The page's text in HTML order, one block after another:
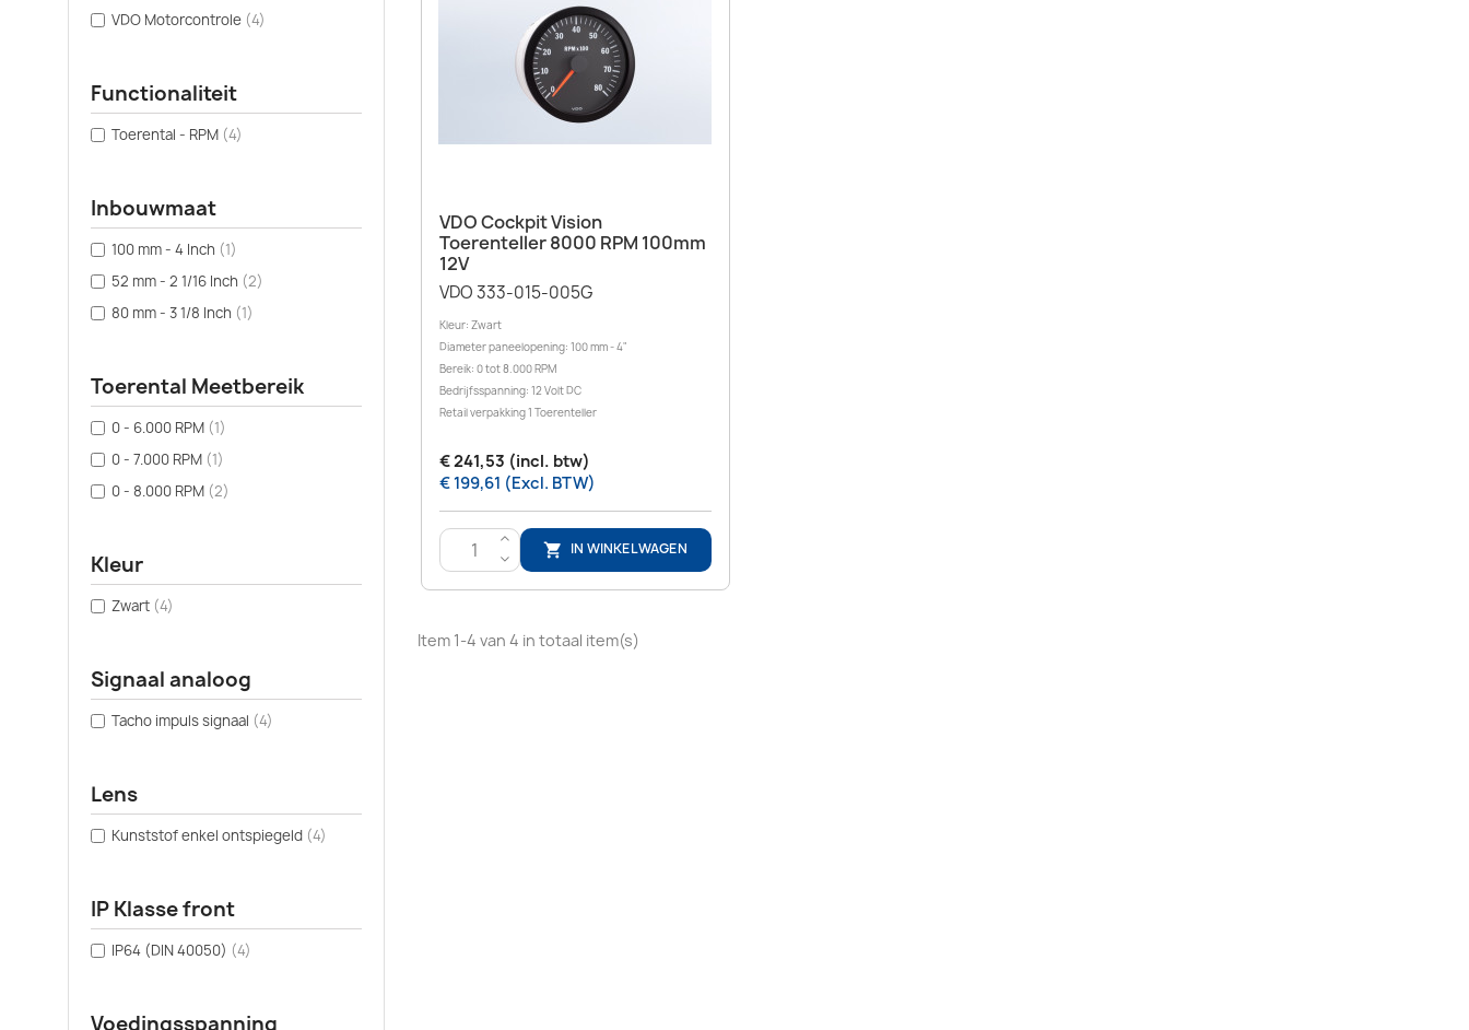
VDO Motorcontrole (4)
Functionaliteit
Toerental - RPM (4)
Inbouwmaat
100 mm - 4 Inch (1)
52 mm - 2 1/16 Inch (2)
80 mm - 3 1/8 Inch (1)
Toerental Meetbereik
0 - 6.000 RPM (1)
0 - 7.000 RPM (1)
0 - 8.000 RPM (2)
Kleur
Zwart (4)
Signaal analoog
Tacho impuls signaal (4)
Lens
Kunststof enkel ontspiegeld (4)
IP Klasse front
IP64 (DIN 40050) (4)
Voedingsspanning
Snel bekijken
VDO Cockpit Vision
Toerenteller 8000 RPM 100mm
12V
VDO 333-015-005G
Kleur: Zwart
Diameter paneelopening: 100 mm - 4"
Bereik: 0 tot 8.000 RPM
Bedrijfsspanning: 12 Volt DC
Retail verpakking 1 Toerenteller
€ 241,53 (incl. btw)
€ 199,61 (Excl. BTW)
>
<
 IN WINKELWAGEN
Item 1-4 van 4 in totaal item(s)